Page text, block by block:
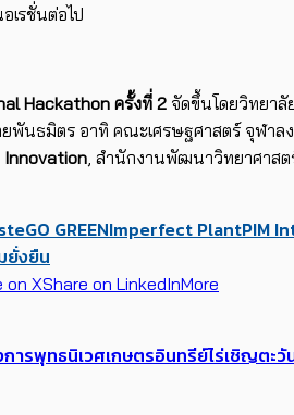
เรชั่นต่อไป
Hackathon ครั้งที่ 2 จัดขึ้นโดยวิทยา
พันธมิตร อาทิ คณะเศรษฐศาสตร์ จุฬา
Innovation, สำนักงานพัฒนาวิทยาศาสต
GO GREENImperfect PlantPIM
ยั่งยืน
on XShare on LinkedInMore
การพุทธนิเวศเกษตรอินทรีย์ไร่เชิญ